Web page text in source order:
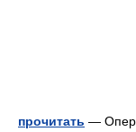
прочитать —